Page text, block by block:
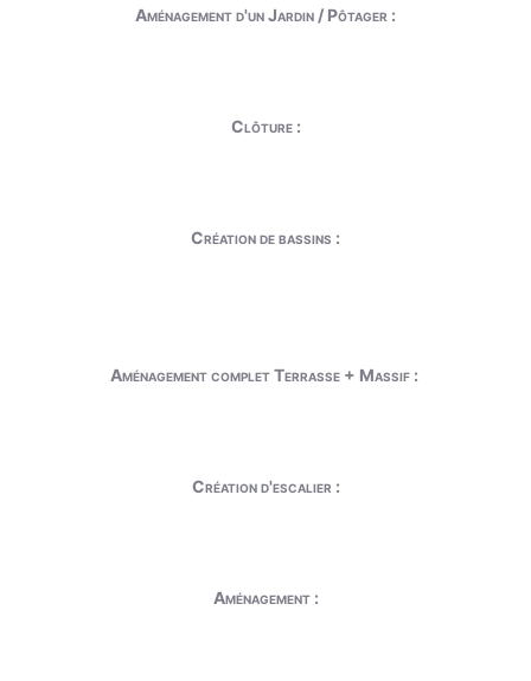
Aménagement d'un Jardin / Pôtager :
Clôture :
Création de bassins :
Aménagement complet Terrasse + Massif :
Création d'escalier :
Aménagement :